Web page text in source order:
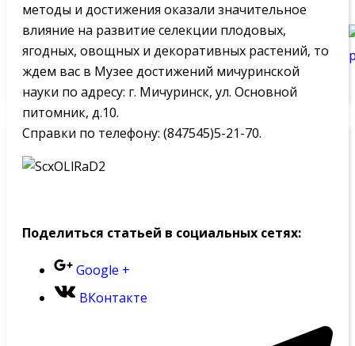
методы и достижения оказали значительное
влияние на развитие селекции плодовых,
ягодных, овощных и декоративных растений, то
ждем вас в Музее достижений мичуринской
науки по адресу: г. Мичуринск, ул. Основной
питомник, д.10.
Справки по телефону: (847545)5-21-70.
Поделиться статьей в социальных сетях:
Google +
ВКонтакте